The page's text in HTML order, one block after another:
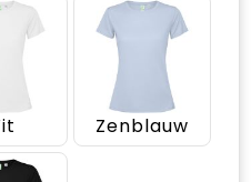
Zenblauw